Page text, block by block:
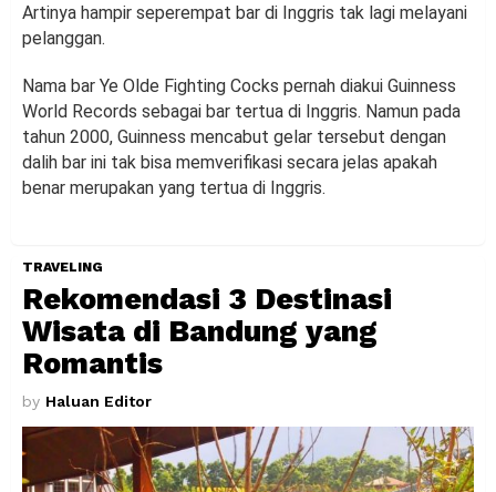
Artinya hampir seperempat bar di Inggris tak lagi melayani
pelanggan.
Nama bar Ye Olde Fighting Cocks pernah diakui Guinness
World Records sebagai bar tertua di Inggris. Namun pada
tahun 2000, Guinness mencabut gelar tersebut dengan
dalih bar ini tak bisa memverifikasi secara jelas apakah
benar merupakan yang tertua di Inggris.
TRAVELING
Rekomendasi 3 Destinasi
Wisata di Bandung yang
Romantis
by Haluan Editor